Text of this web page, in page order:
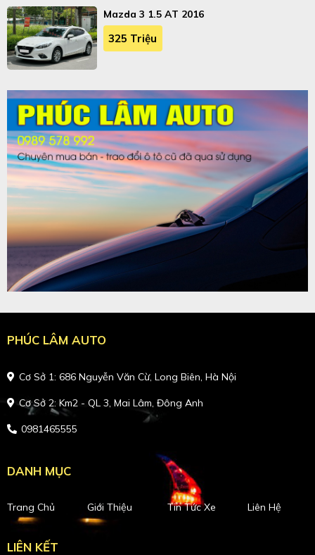
Mazda 3 1.5 AT 2016
325 Triệu
PHÚC LÂM AUTO
Cơ Sở 1: 686 Nguyễn Văn Cừ, Long Biên, Hà Nội
Cơ Sở 2: Km2 - QL 3, Mai Lâm, Đông Anh
0981465555
DANH MỤC
Trang Chủ Giới Thiệu Tin Tức Xe Liên Hệ
LIÊN KẾT